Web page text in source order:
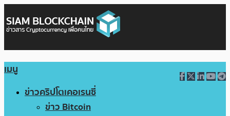
เมนู
ข่าวคริปโตเคอเรนซี่
ข่าว Bitcoin